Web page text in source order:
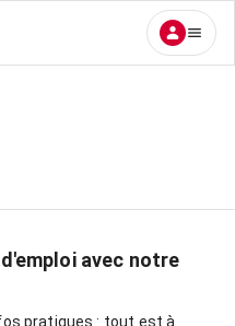
avec notre
pratiques : tout est à